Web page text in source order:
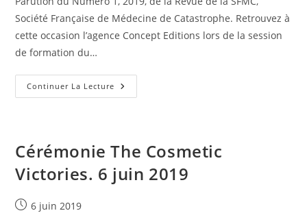
Société Française de Médecine de Catastrophe. Retrouvez à
cette occasion l’agence Concept Editions lors de la session
de formation du…
Continuer La Lecture Parution
Du
La
Revue
La
SFMC
Cérémonie The Cosmetic
Victories. 6 juin 2019
Publication
6 juin 2019